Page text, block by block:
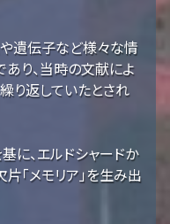
遺伝子など様々な情
り、当時の文献によ
り返していたとされ
に、エルドシャードか
「メモリア」を生み出